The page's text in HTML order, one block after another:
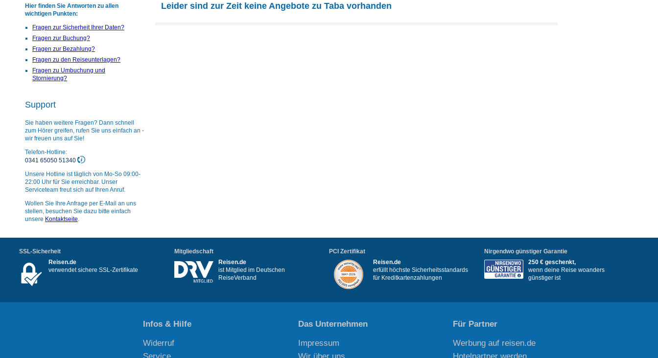
Leider sind zur Zeit keine Angebote zu Taba vorhanden
Hier finden Sie Antworten zu allen
wichtigen Punkten:
Fragen zur Sicherheit Ihrer Daten?
Fragen zur Buchung?
Fragen zur Bezahlung?
Fragen zu den Reiseunterlagen?
Fragen zu Umbuchung und
Stornierung?
Support
Sie haben weitere Fragen? Dann schnell
zum Hörer greifen, rufen Sie uns einfach an -
wir freuen uns auf Sie!
Telefon-Hotline:
0341 65050 51340
Unsere Hotline ist täglich von Mo-So 09:00-
22:00 Uhr für Sie erreichbar. Unser
Serviceteam freut sich auf Ihren Anruf.
Wollen Sie Ihre Anfrage per E-Mail an uns
stellen, besuchen Sie dazu bitte einfach
unsere Kontaktseite.
SSL-Sicherheit
Reisen.de
verwendet sichere SSL-Zertifikate
Mitgliedschaft
Reisen.de
ist Mitglied im Deutschen
ReiseVerband
PCI Zertifikat
Reisen.de
erfüllt höchste Sicherheitsstandards
für Kreditkartenzahlungen
Nirgendwo günstiger Garantie
250 € geschenkt,
wenn deine Reise woanders
günstiger ist
Infos & Hilfe
Widerruf
Das Unternehmen
Impressum
Für Partner
Werbung auf reisen.de